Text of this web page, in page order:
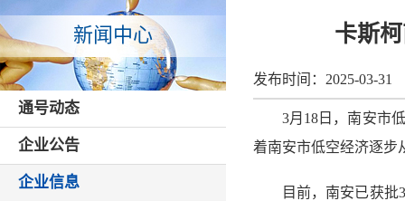
新闻中心
通号动态
企业公告
企业信息
卡斯
发布时间： 2025-03-31
3月18日，南安市
着南安市低空经济逐步
目前，南安已获